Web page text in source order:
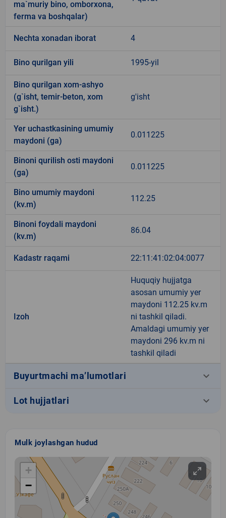
ma`muriy bino, omborxona,
ferma va boshqalar)
Nechta xonadan iborat 4
Bino qurilgan yili 1995-yil
Bino qurilgan xom-ashyo
(g`isht, temir-beton, xom
g`isht.)
g'isht
Yer uchastkasining umumiy
maydoni (ga)
0.011225
Binoni qurilish osti maydoni
(ga)
0.011225
Bino umumiy maydoni
(kv.m)
112.25
Binoni foydali maydoni
(kv.m)
86.04
Kadastr raqami 22:11:41:02:04:0077
Izoh
Huquqiy hujjatga
asosan umumiy yer
maydoni 112.25 kv.m
ni tashkil qiladi.
Amaldagi umumiy yer
maydoni 296 kv.m ni
tashkil qiladi
Buyurtmachi ma’lumotlari keyboard_arrow_down
Lot hujjatlari keyboard_arrow_down
Mulk joylashgan hudud
+
−